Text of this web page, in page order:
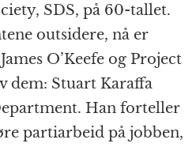
SDS, på 60-tallet.
outsidere, nå er
O’Keefe og Project
dem: Stuart Karaffa
Han forteller
partiarbeid på jobben,